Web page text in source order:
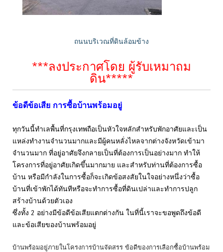
ถนนบริเวณที่ดินล้อมข้าง
***ลงประกาศโดย ผู้รับเหมาถม
ดิน*****
ข้อดีข้อเสีย การซื้อบ้านพร้อมอยู่
ทุกวันนี้ทำเลพื้นที่กรุงเทพถือเป็นหัวใจหลักสำหรับพักอาศัยและเป็น
แหล่งทำงานจำนวนมากและมีผู้คนหลั่งไหลจากต่างจังหวัดเข้ามา
จำนวนมาก ที่อยู่อาศัยจึงกลายเป็นที่ต้องการเป็นอย่างมาก ทำให้
โครงการที่อยู่อาศัยเกิดขึ้นมากมาย และสำหรับท่านที่ต้องการซื้อ
บ้าน หรือมีกำลังในการซื้อก็จะเกิดข้อสงสัยในใจอย่างหนึ่งว่าซื้อ
บ้านที่เข้าพักได้ทันทีหรือจะทำการซื้อที่ดินเปล่าและทำการปลูก
สร้างบ้านด้วยตัวเอง
ซึ่งทั้ง 2 อย่างมีข้อดีข้อเสียแตกต่างกัน ในที่นี้เราจะขอพูดถึงข้อดี
และข้อเสียของบ้านพร้อมอยู่
บ้านพร้อมอยู่ภายในโครงการบ้านจัดสรร ข้อดีของการเลือกซื้อบ้านพร้อม